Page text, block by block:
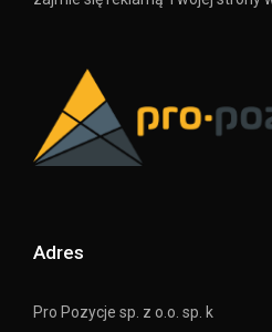
Adres
Pro Pozycje sp. z o.o. sp. k